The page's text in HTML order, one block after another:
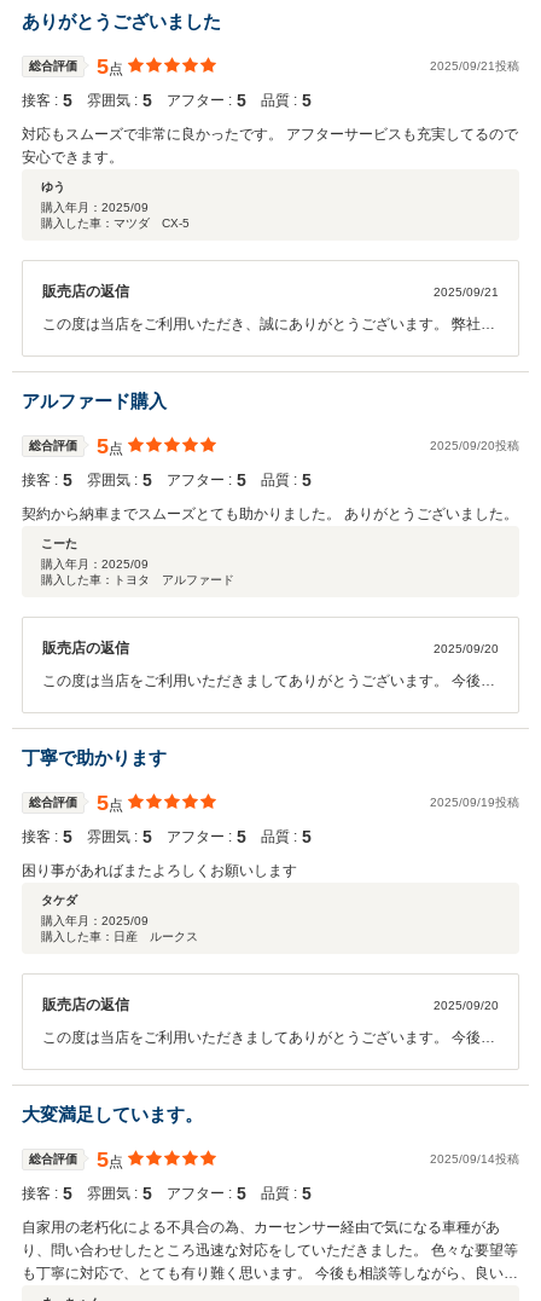
くお願い致します。
ありがとうございました
総合評価 5点 2025/09/21投稿
接客 : 5 雰囲気 : 5 アフター : 5 品質 : 5
対応もスムーズで非常に良かったです。 アフターサービスも充実してるので
安心できます。
ゆう
購入年月： 2025/09
購入した車：マツダ CX-5
販売店の返信 2025/09/21
この度は当店をご利用いただき、誠にありがとうございます。 弊社は
気軽にお立ち寄りください！ 今後ともよろしくお願いいたします。
アルファード購入
総合評価 5点 2025/09/20投稿
接客 : 5 雰囲気 : 5 アフター : 5 品質 : 5
契約から納車までスムーズとても助かりました。 ありがとうございました。
こーた
購入年月： 2025/09
購入した車：トヨタ アルファード
販売店の返信 2025/09/20
この度は当店をご利用いただきましてありがとうございます。 今後と
丁寧で助かります
総合評価 5点 2025/09/19投稿
接客 : 5 雰囲気 : 5 アフター : 5 品質 : 5
困り事があればまたよろしくお願いします
タケダ
購入年月： 2025/09
購入した車：日産 ルークス
販売店の返信 2025/09/20
この度は当店をご利用いただきましてありがとうございます。 今後と
大変満足しています。
総合評価 5点 2025/09/14投稿
接客 : 5 雰囲気 : 5 アフター : 5 品質 : 5
自家用の老朽化による不具合の為、カーセンサー経由で気になる車種があ
り、問い合わせしたところ迅速な対応をしていただきました。 色々な要望等
も丁寧に対応で、とても有り難く思います。 今後も相談等しながら、良い縁
でお付き合いしていただきたいです。 有り難う御座いました。